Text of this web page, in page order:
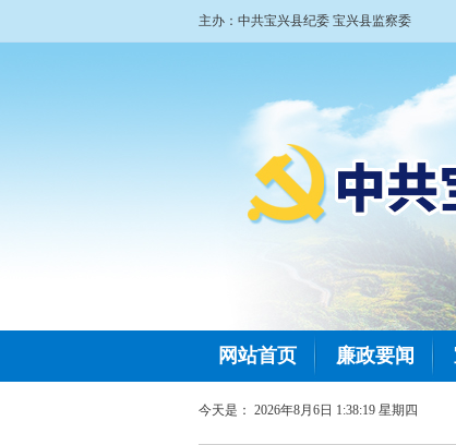
主办：中共宝兴县纪委 宝兴县监察委
网站首页 廉政要闻
今天是： 2026年8月6日 1:38:19 星期四